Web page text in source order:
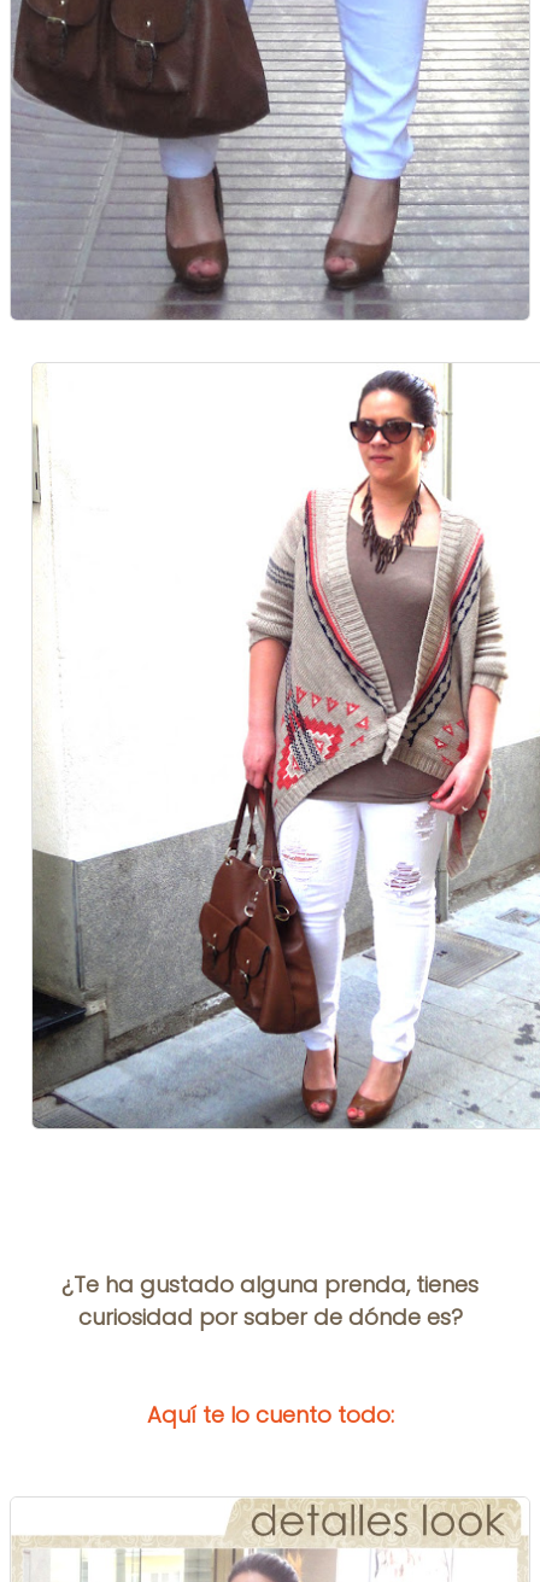
¿Te ha gustado alguna prenda, tienes
curiosidad por saber de dónde es?
Aquí te lo cuento todo: